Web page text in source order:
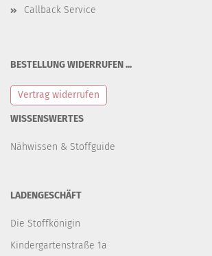
Callback Service
BESTELLUNG WIDERRUFEN ...
Vertrag widerrufen
WISSENSWERTES
Nähwissen & Stoffguide
LADENGESCHÄFT
Die Stoffkönigin
Kindergartenstraße 1a